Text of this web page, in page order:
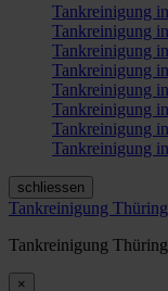
Tankreinigung
Tankreinigung
Tankreinigung
Tankreinigung
Tankreinigung
Tankreinigung
Tankreinigung
Tankreinigung
schliessen
Tankreinigung
Tankreinigung
×